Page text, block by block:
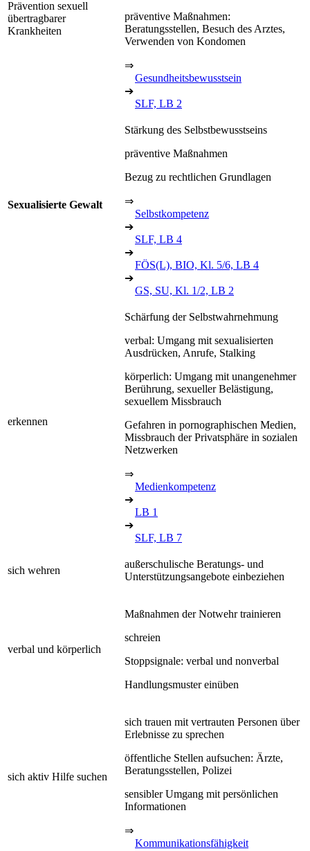
Prävention sexuell
übertragbarer
Krankheiten
präventive Maßnahmen:
Beratungsstellen, Besuch des Arztes,
Verwenden von Kondomen
⇒
Gesundheitsbewusstsein
➔
SLF, LB 2
Sexualisierte Gewalt
Stärkung des Selbstbewusstseins
präventive Maßnahmen
Bezug zu rechtlichen Grundlagen
⇒
Selbstkompetenz
➔
SLF, LB 4
➔
FÖS(L), BIO, Kl. 5/6, LB 4
➔
GS, SU, Kl. 1/2, LB 2
erkennen
Schärfung der Selbstwahrnehmung
verbal: Umgang mit sexualisierten
Ausdrücken, Anrufe, Stalking
körperlich: Umgang mit unangenehmer
Berührung, sexueller Belästigung,
sexuellem Missbrauch
Gefahren in pornographischen Medien,
Missbrauch der Privatsphäre in sozialen
Netzwerken
⇒
Medienkompetenz
➔
LB 1
➔
SLF, LB 7
sich wehren
außerschulische Beratungs- und
Unterstützungsangebote einbeziehen
verbal und körperlich
Maßnahmen der Notwehr trainieren
schreien
Stoppsignale: verbal und nonverbal
Handlungsmuster einüben
sich aktiv Hilfe suchen
sich trauen mit vertrauten Personen über
Erlebnisse zu sprechen
öffentliche Stellen aufsuchen: Ärzte,
Beratungsstellen, Polizei
sensibler Umgang mit persönlichen
Informationen
⇒
Kommunikationsfähigkeit